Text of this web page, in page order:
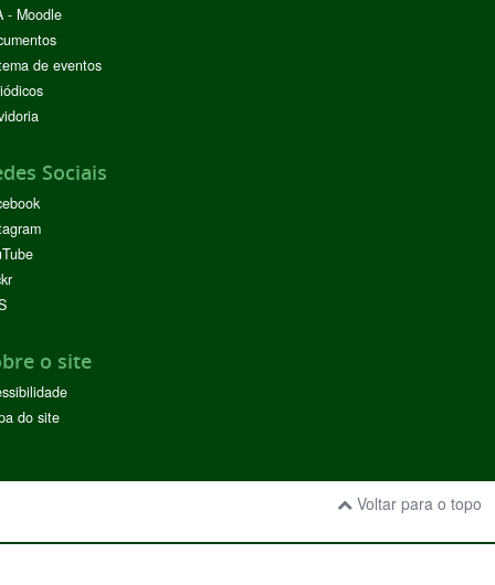
- Moodle
de eventos
Sociais
o site
do site
Voltar para o topo